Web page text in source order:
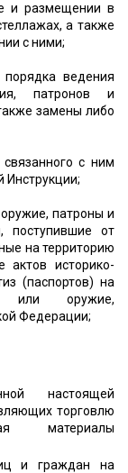
и размещении в
а также
с ними;
ведения
патронов и
замены либо
с ним
Инструкции;
патроны и
поступившие от
на территорию
актов историко-
(паспортов) на
или оружие,
Федерации;
настоящей
торговлю
материалы
и граждан на